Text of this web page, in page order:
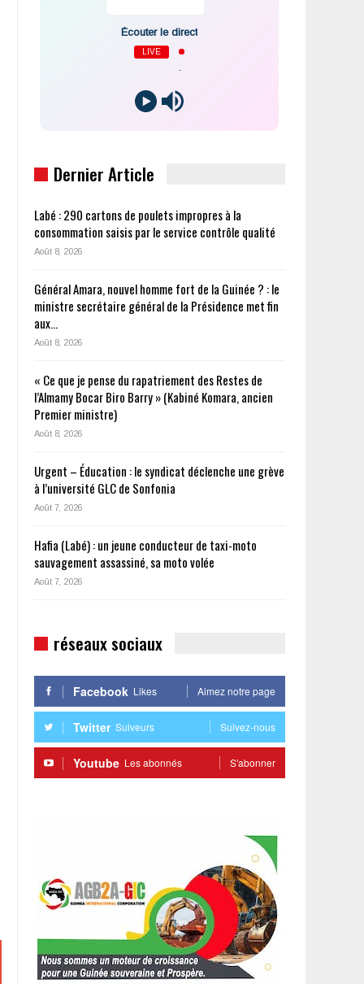
Écouter le direct
LIVE
Dernier Article
Labé : 290 cartons de poulets impropres à la
consommation saisis par le service contrôle qualité
Août 8, 2026
Général Amara, nouvel homme fort de la Guinée ? : le
ministre secrétaire général de la Présidence met fin
aux…
Août 8, 2026
« Ce que je pense du rapatriement des Restes de
l’Almamy Bocar Biro Barry » (Kabiné Komara, ancien
Premier ministre)
Août 8, 2026
Urgent – Éducation : le syndicat déclenche une grève
à l’université GLC de Sonfonia
Août 7, 2026
Hafia (Labé) : un jeune conducteur de taxi-moto
sauvagement assassiné, sa moto volée
Août 7, 2026
réseaux sociaux
Facebook Likes Aimez notre page
Twitter Suiveurs Suivez-nous
Youtube Les abonnés S'abonner